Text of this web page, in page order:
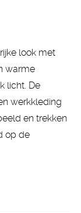
look met
warme
licht. De
werkkleding
en trekken
op de